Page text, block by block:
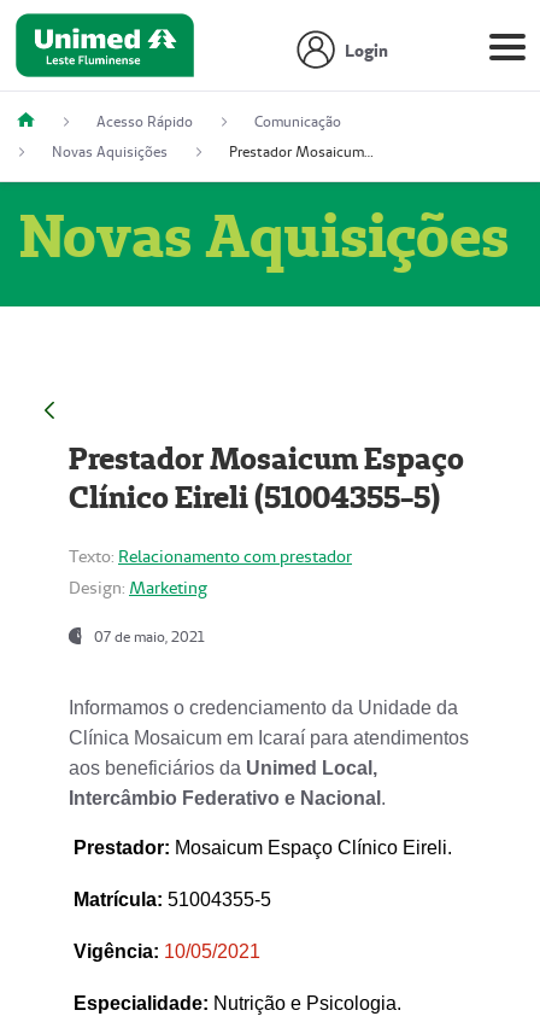
Login
Acesso Rápido
Comunicação
Novas Aquisições
Prestador Mosaicum Espaço Clínico Eireli (51004355-5)
Novas Aquisições
Prestador Mosaicum Espaço
Clínico Eireli (51004355-5)
Texto: Relacionamento com prestador
Design: Marketing
07 de maio, 2021
Informamos o credenciamento da Unidade da
Clínica Mosaicum em Icaraí para atendimentos
aos beneficiários da Unimed Local,
Intercâmbio Federativo e Nacional .
Prestador: Mosaicum Espaço Clínico Eireli.
Matrícula: 51004355-5
Vigência: 10/05/2021
Especialidade: Nutrição e Psicologia.